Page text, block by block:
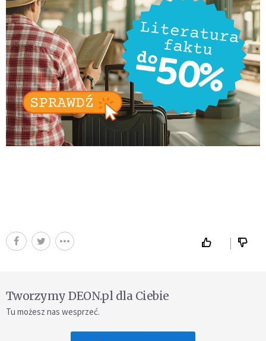
Tworzymy DEON.pl dla Ciebie
Tu możesz nas wesprzeć.